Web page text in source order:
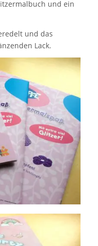
und ein
und das
Lack.